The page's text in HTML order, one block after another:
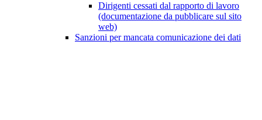
Dirigenti cessati dal rapporto di lavoro
(documentazione da pubblicare sul sito
web)
Sanzioni per mancata comunicazione dei dati